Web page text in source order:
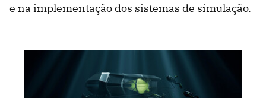
e na implementação dos sistemas de simulação.